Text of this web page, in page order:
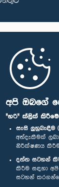
අපි ඔබගේ
"හරි" ක්ලික්
සැසි ලුහුබැඳීම
අත්දැකීමක්
නිරීක්ෂණය
දත්ත සටහන්
කිරීම සඳහා
සටහන්